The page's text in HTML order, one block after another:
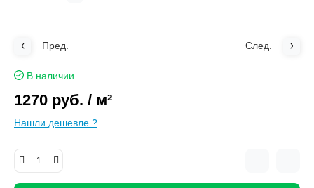
Пред. След.
В наличии
1270 руб. / м²
Нашли дешевле ?